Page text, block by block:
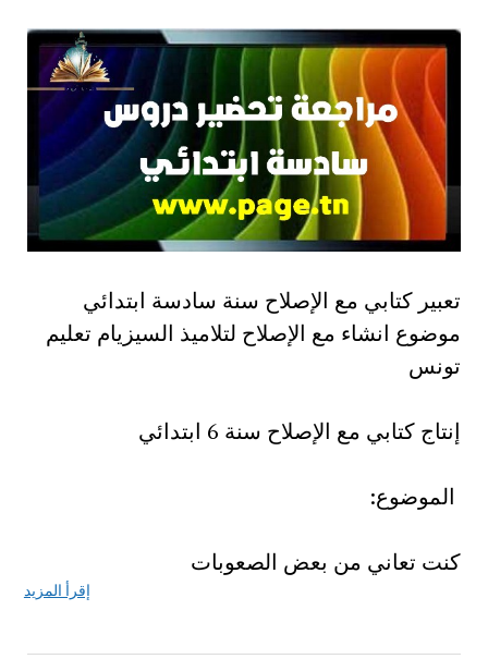
تعبير كتابي مع الإصلاح سنة سادسة ابتدائي
موضوع انشاء مع الإصلاح لتلاميذ السيزيام تعليم
تونس
إنتاج كتابي مع الإصلاح سنة 6 ابتدائي
الموضوع:
كنت تعاني من بعض الصعوبات
إقرأ المزيد